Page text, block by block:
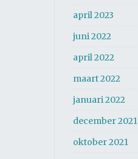
april 2023
juni 2022
april 2022
maart 2022
januari 2022
december 2021
oktober 2021